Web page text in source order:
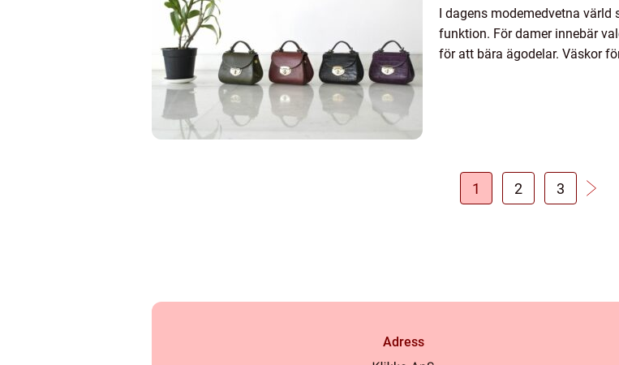
I dagens modemedvetna värld
funktion. För damer innebär
för att bära ägodelar. Väskor
1 2 3
Adress